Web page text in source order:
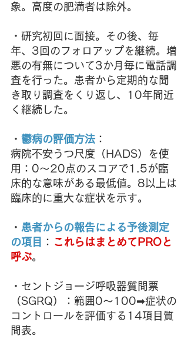
象。高度の肥満者は除外。
・研究初回に面接。その後、毎
年、3回のフォロアップを継続。増
悪の有無について3か月毎に電話調
査を行った。患者から定期的な聞
き取り調査をくり返し、10年間近
く継続した。
・ 鬱病の評価方法 ：
病院不安うつ尺度（HADS）を使
用：0～20点のスコアで1.5が臨
床的な意味がある最低値。8以上は
臨床的に重大な症状を示す。
・ 患者からの報告による予後測定
の項目
： これらはまとめてPROと
呼ぶ。
・セントジョージ呼吸器質問票
（SGRQ）：範囲0～100➡症状の
コントロールを評価する14項目質
問表。